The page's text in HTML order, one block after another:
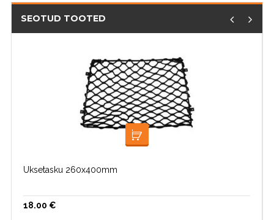
SEOTUD TOOTED
LOE EDASI
Uksetasku 260x400mm
18.00 €